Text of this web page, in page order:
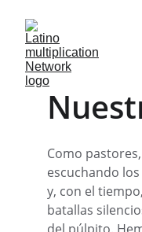
Como
escuchando
y, con el
batallas